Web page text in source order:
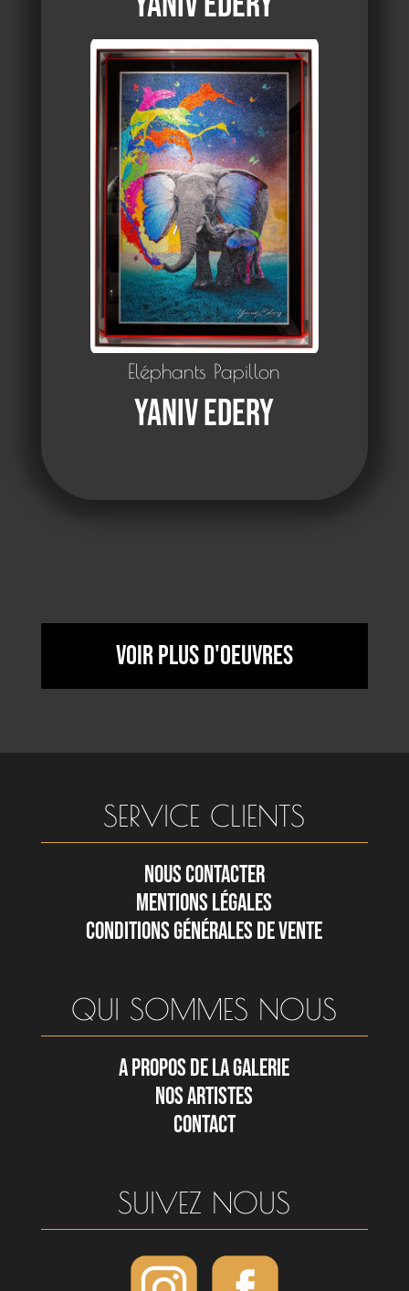
Eléphants Papillon
Yaniv Edery
Voir plus d'oeuvres
SERVICE CLIENTS
NOUS CONTACTER
MENTIONS LÉGALES
CONDITIONS GÉNÉRALES DE VENTE
QUI SOMMES NOUS
A PROPOS DE LA GALERIE
NOS ARTISTES
CONTACT
SUIVEZ NOUS